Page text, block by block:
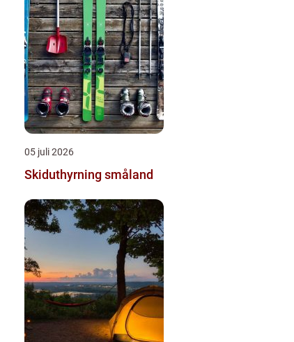
05 juli 2026
Skiduthyrning småland